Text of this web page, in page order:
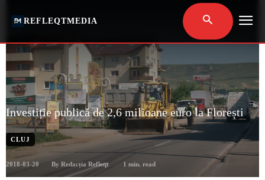
REFLEQTMEDIA
Investiție publică de 2,6 milioane euro la Florești
CLUJ
2018-03-20 By Redacția Refleqt 1 min. read